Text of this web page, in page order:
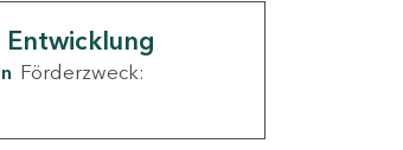
Förderzweck: